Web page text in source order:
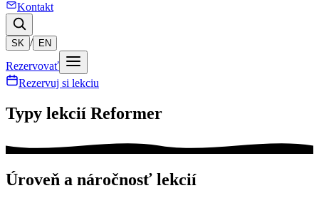
Kontakt
SK / EN
Rezervovať
Rezervuj si lekciu
Typy lekcií Reformer
Úroveň a náročnosť lekcií